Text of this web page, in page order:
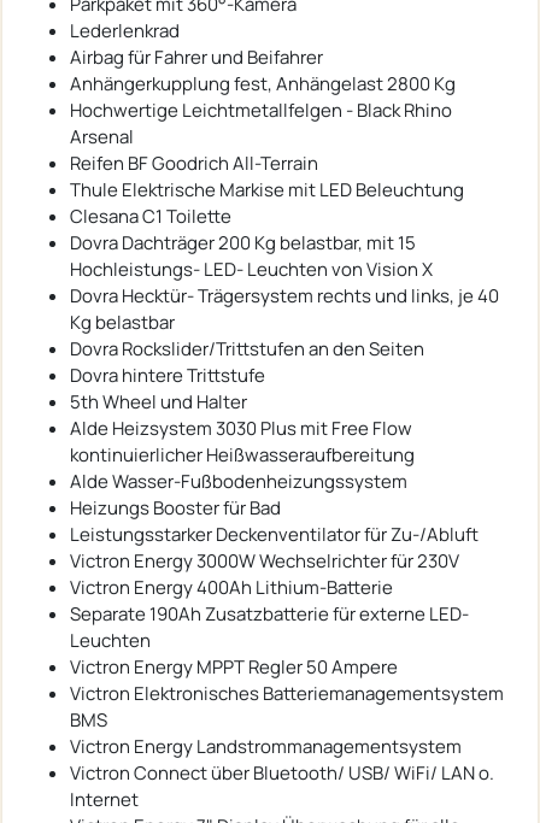
Lederlenkrad
Airbag für Fahrer und Beifahrer
Anhängerkupplung fest, Anhängelast 2800 Kg
Hochwertige Leichtmetallfelgen - Black Rhino
Arsenal
Reifen BF Goodrich All-Terrain
Thule Elektrische Markise mit LED Beleuchtung
Clesana C1 Toilette
Dovra Dachträger 200 Kg belastbar, mit 15
Hochleistungs- LED- Leuchten von Vision X
Dovra Hecktür- Trägersystem rechts und links, je 40
Kg belastbar
Dovra Rockslider/Trittstufen an den Seiten
Dovra hintere Trittstufe
5th Wheel und Halter
Alde Heizsystem 3030 Plus mit Free Flow
kontinuierlicher Heißwasseraufbereitung
Alde Wasser-Fußbodenheizungssystem
Heizungs Booster für Bad
Leistungsstarker Deckenventilator für Zu-/Abluft
Victron Energy 3000W Wechselrichter für 230V
Victron Energy 400Ah Lithium-Batterie
Separate 190Ah Zusatzbatterie für externe LED-
Leuchten
Victron Energy MPPT Regler 50 Ampere
Victron Elektronisches Batteriemanagementsystem
BMS
Victron Energy Landstrommanagementsystem
Victron Connect über Bluetooth/ USB/ WiFi/ LAN o.
Internet